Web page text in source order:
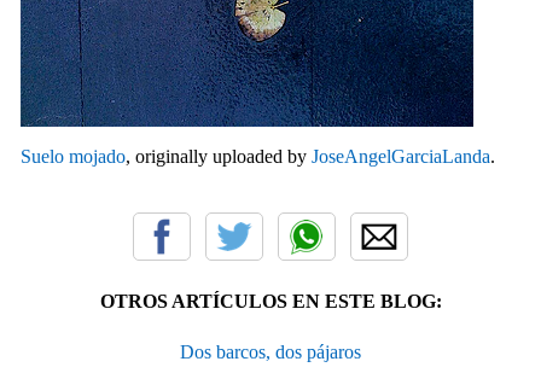
Suelo mojado, originally uploaded by JoseAngelGarciaLanda.
OTROS ARTÍCULOS EN ESTE BLOG:
Dos barcos, dos pájaros